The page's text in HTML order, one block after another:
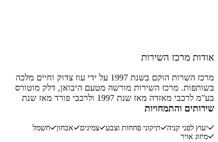
מרכז השירות
מרכז השרות הוקם בשנת 1997 על ידי עוז צדוק וחיים מלכה
מרכז השירות מורשה מטעם היבואן, דלק מוטורס
בע"מ לרכבי מאזדה מאז שנת 1997 ולרכבי פורד מאז שנת
2000. אנחנו מאמינים בשקיפות מלאה- ולכן באתר שלנו תוכלו
מאמינים בשירות- לכן בכניסת הלקוח למרכז השירות,
אתכם ואת רכבכם יועץ שירות צמוד לכל אורך הטיפול
והתמחויות
יעוץ לפני קניה תיקוני פחחות וצבע צמיגים אבחון
חשמל
מיזוג אויר